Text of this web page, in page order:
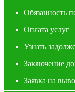
Обязанность
Оплата услуг
Узнать
Заключение
Заявка на